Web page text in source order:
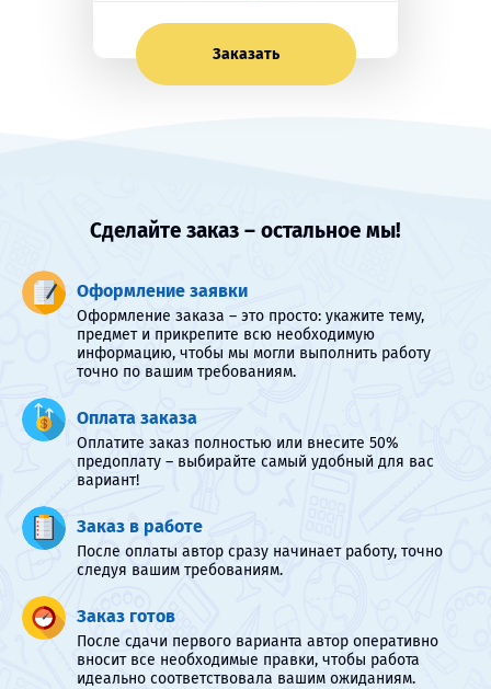
Заказать
Сделайте заказ – остальное мы!
Оформление заявки
Оформление заказа – это просто: укажите тему,
предмет и прикрепите всю необходимую
информацию, чтобы мы могли выполнить работу
точно по вашим требованиям.
Оплата заказа
Оплатите заказ полностью или внесите 50%
предоплату – выбирайте самый удобный для вас
вариант!
Заказ в работе
После оплаты автор сразу начинает работу, точно
следуя вашим требованиям.
Заказ готов
После сдачи первого варианта автор оперативно
вносит все необходимые правки, чтобы работа
идеально соответствовала вашим ожиданиям.